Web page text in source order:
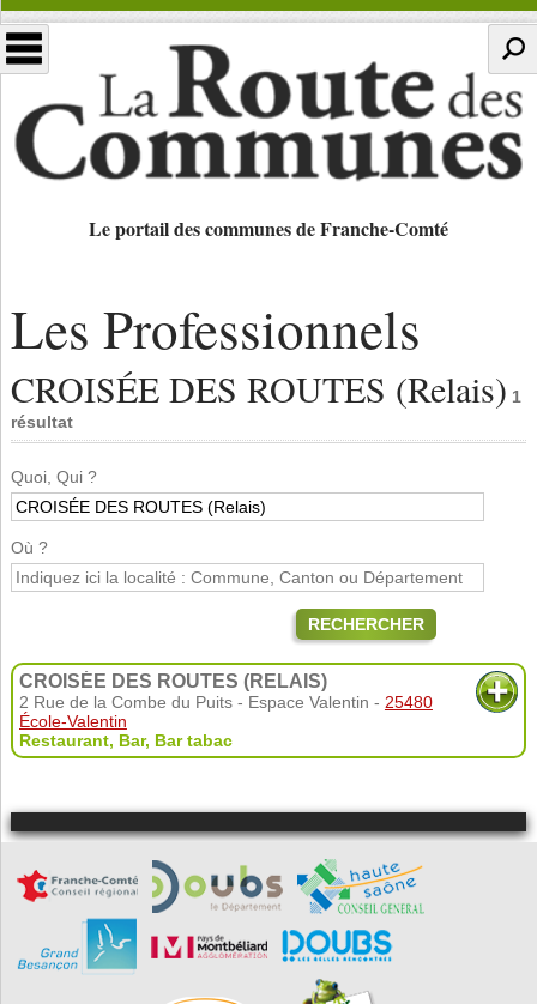
Le portail des communes de Franche-Comté
Les Professionnels
CROISÉE DES ROUTES (Relais) 1
résultat
Quoi, Qui ?
Où ?
RECHERCHER
CROISÉE DES ROUTES (RELAIS)
2 Rue de la Combe du Puits - Espace Valentin - 25480
École-Valentin
Restaurant, Bar, Bar tabac